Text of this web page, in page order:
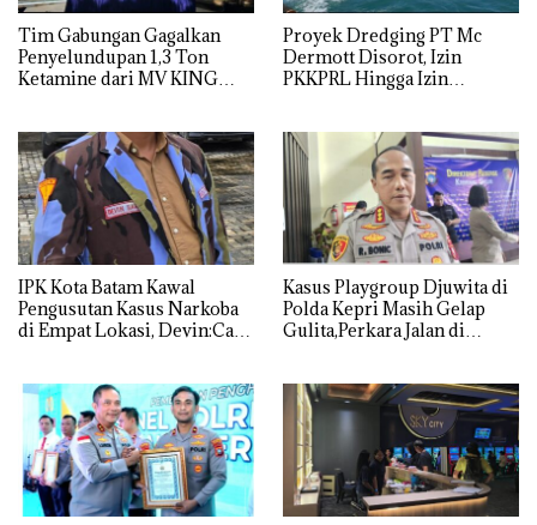
Tim Gabungan Gagalkan
Penyelundupan 1,3 Ton
Ketamine dari MV KING
Proyek Dredging PT Mc
Dermott Disorot, Izin
PKKPRL Hingga Izin
IPK Kota Batam Kawal
Pengusutan Kasus Narkoba
di Empat Lokasi, Devin:Cari
Kasus Playgroup Djuwita di
Polda Kepri Masih Gelap
Gulita,Perkara Jalan di